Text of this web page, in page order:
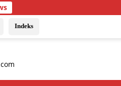
Indeks